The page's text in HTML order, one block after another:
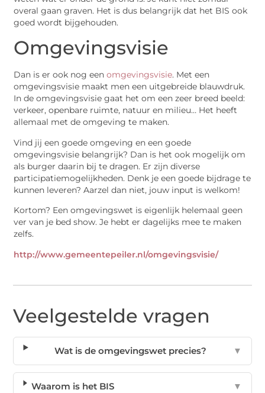
overal gaan graven. Het is dus belangrijk dat het BIS ook
goed wordt bijgehouden.
Omgevingsvisie
Dan is er ook nog eenomgevingsvisie. Met een
omgevingsvisie maakt men een uitgebreide blauwdruk.
In de omgevingsvisie gaat het om een zeer breed beeld:
verkeer, openbare ruimte, natuur en milieu… Het heeft
allemaal met de omgeving te maken.
Vind jij een goede omgeving en een goede
omgevingsvisie belangrijk? Dan is het ook mogelijk om
als burger daarin bij te dragen. Er zijn diverse
participatiemogelijkheden. Denk je een goede bijdrage te
kunnen leveren? Aarzel dan niet, jouw input is welkom!
Kortom? Een omgevingswet is eigenlijk helemaal geen
ver van je bed show. Je hebt er dagelijks mee te maken
zelfs.
http://www.gemeentepeiler.nl/omgevingsvisie/
Veelgestelde vragen
Wat is de omgevingswet precies? ▼
Waarom is het BIS
▼